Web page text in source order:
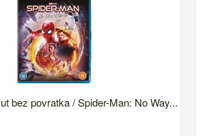
bez povratka / Spider-Man: No Way...